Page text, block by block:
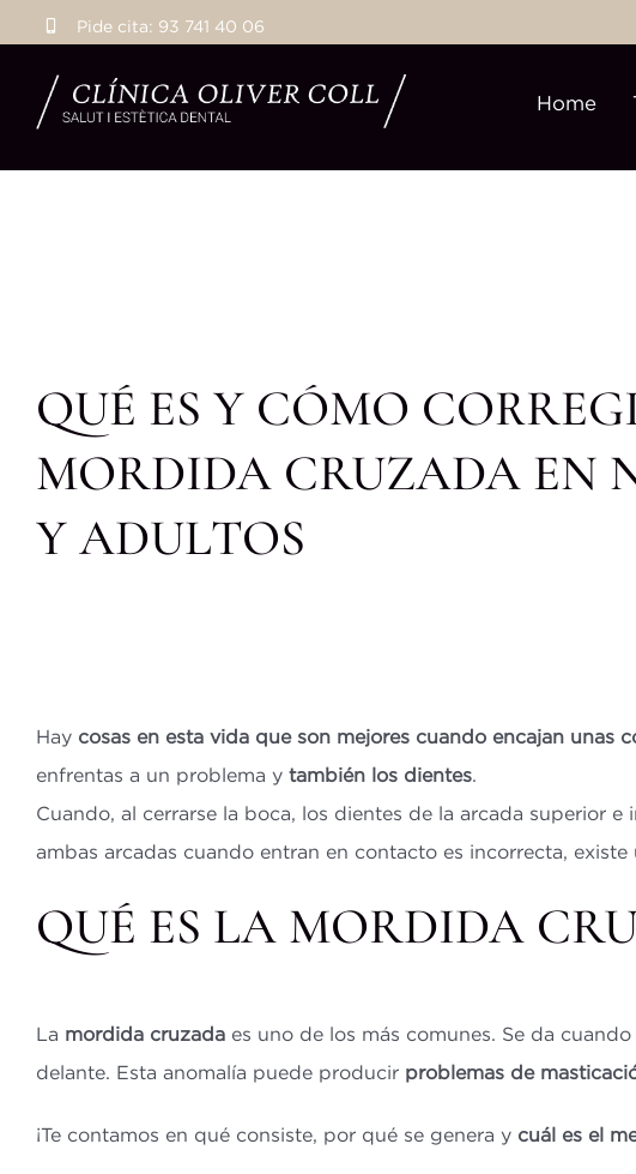
Saltar
contenido
Pide cita: 93 741 40 06
Home
QUÉ ES Y CÓMO
MORDIDA CRUZADA EN
Y ADULTOS
Hay cosas en esta vida que son mejores cuando encajan unas
enfrentas a un problema y también los dientes.
Cuando, al cerrarse la boca, los dientes de la arcada superior
ambas arcadas cuando entran en contacto es incorrecta, existe
QUÉ ES LA MORDIDA
La mordida cruzadaes uno de los más comunes. Se da cuando
delante. Esta anomalía puede producir problemas de
¡Te contamos en qué consiste, por qué se genera y cuál es el